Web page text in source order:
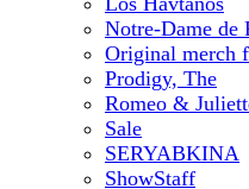
Notre-Dame de
Original merch
Prodigy, The
Romeo &
Sale
SERYABKINA
ShowStaff